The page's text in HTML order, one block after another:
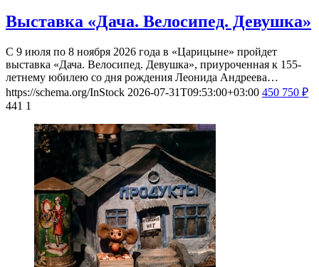
Выставка «Дача. Велосипед. Девушка»
С 9 июля по 8 ноября 2026 года в «Царицыне» пройдет
выставка «Дача. Велосипед. Девушка», приуроченная к 155-
летнему юбилею со дня рождения Леонида Андреева…
https://schema.org/InStock 2026-07-31T09:53:00+03:00 450 750 ₽
441 1